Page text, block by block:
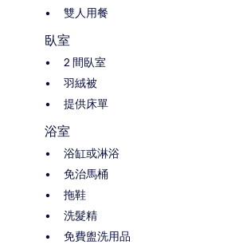
雙人用餐
臥室
2 間臥室
羽絨被
提供床單
浴室
浴缸或淋浴
免治馬桶
拖鞋
洗髮精
免費盥洗用品